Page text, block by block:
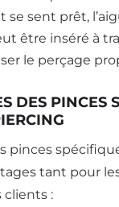
se sent prêt,
être inséré à
le perçage
DES PINCES
pinces
tant pour
clients :